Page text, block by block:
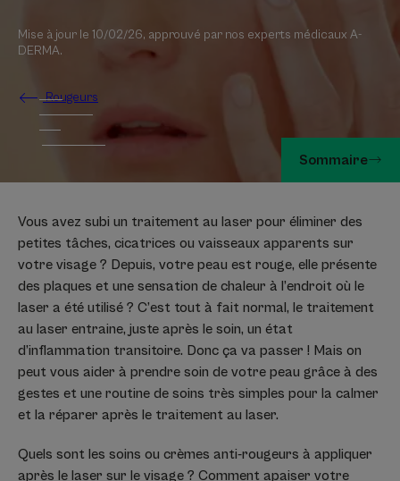
Mise à jour le 10/02/26, approuvé par nos experts médicaux A-
DERMA.
Rougeurs
Sommaire
Vous avez subi un traitement au laser pour éliminer des
petites tâches, cicatrices ou vaisseaux apparents sur
votre visage ? Depuis, votre peau est rouge, elle présente
des plaques et une sensation de chaleur à l’endroit où le
laser a été utilisé ? C’est tout à fait normal, le traitement
au laser entraine, juste après le soin, un état
d’inflammation transitoire. Donc ça va passer ! Mais on
peut vous aider à prendre soin de votre peau grâce à des
gestes et une routine de soins très simples pour la calmer
et la réparer après le traitement au laser.
Quels sont les soins ou crèmes anti-rougeurs à appliquer
après le laser sur le visage ? Comment apaiser votre